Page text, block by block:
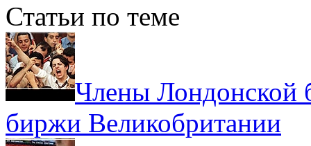
Статьи по теме
Члены Лондонской
биржи Великобритании